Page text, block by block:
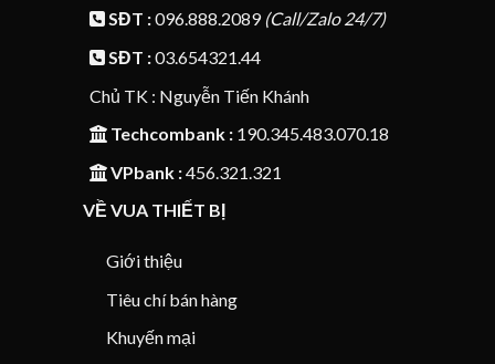
SĐT :096.888.2089 (Call/Zalo 24/7)
SĐT :03.654321.44
Chủ TK : Nguyễn Tiến Khánh
Techcombank :190.345.483.070.18
VPbank :456.321.321
VỀ VUA THIẾT BỊ
Giới thiệu
Tiêu chí bán hàng
Khuyến mại